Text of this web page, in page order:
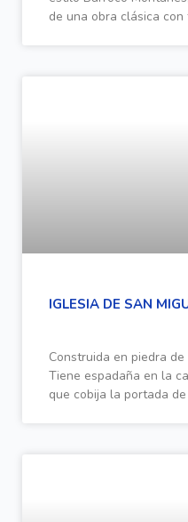
de una obra clásica
IGLESIA DE SAN
Construida en piedra
Tiene espadaña en la
que cobija la portada